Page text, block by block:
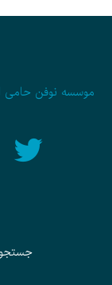
موسسه نوفن حامی